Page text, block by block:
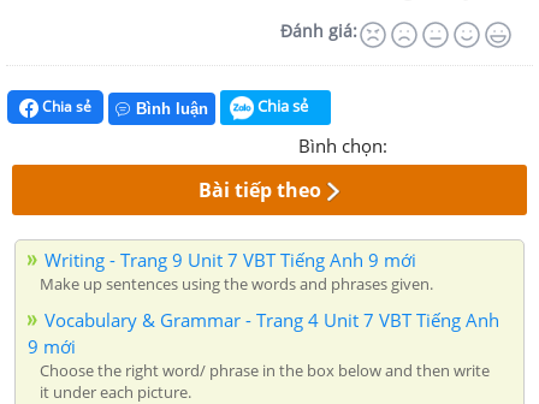
Đánh giá:
Chia sẻ Bình luận Chia sẻ
Bình chọn:
Bài tiếp theo
Writing - Trang 9 Unit 7 VBT Tiếng Anh 9 mới
Make up sentences using the words and phrases given.
Vocabulary & Grammar - Trang 4 Unit 7 VBT Tiếng Anh
9 mới
Choose the right word/ phrase in the box below and then write
it under each picture.